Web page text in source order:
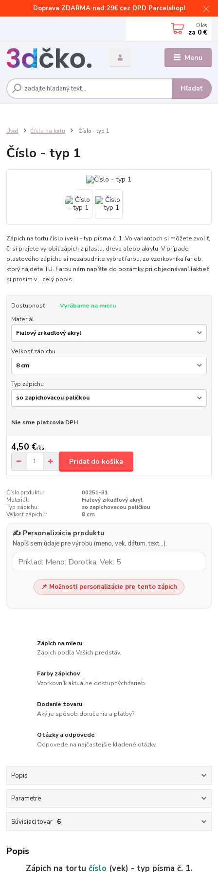
Doprava ZDARMA nad 29€ cez DPD Parcelshop!
Menu
Hľadať
0 ks
za 0 €
Úvod Čísla na tortu Číslo - typ 1
Číslo - typ 1
Zápich na tortu číslo (vek) - typ písma č. 1. Vo variantoch si môžete zvoliť,
či si prajete vyrobiť zápich z plastu, dreva alebo akrylu. V prípade
plastového zápichu si nezabudnite vybrať farbu, zo vzorkovníka farieb,
ktorý nájdete TU. Farbu nám napíšte do pozámky pri objednávaní.Taktiež
si prosím v... celý popis
Dostupnosť
Vyrábame na mieru
Materiál
Veľkosť zápichu
Typ zápichu
Nie sme platcovia DPH
4,50 €/ks
Pridať do košíka
Číslo produktu:
00251-31
Materiál:
Fialový zrkadlový akryl
Typ zápichu:
so zapichovacou paličkou
Veľkosť zápichu:
8 cm
✍️ Personalizácia produktu
Napíš sem údaje pre výrobu (meno, vek, dátum, text…).
📌 Možnosti personalizácie pre tento zápich
Zápich na mieru
Zápich podľa Vašich predstáv.
Farby zápichov
Vzorkovník aktuálne dostupných farieb.
Dodanie tovaru
Aký je spôsob doručenia a platby?
Otázky a odpovede
Odpovede na najčastejšie kladené otázky.
Popis
Parametre
Súvisiaci tovar 6
Popis
Zápich na tortu číslo (vek) - typ písma č. 1.